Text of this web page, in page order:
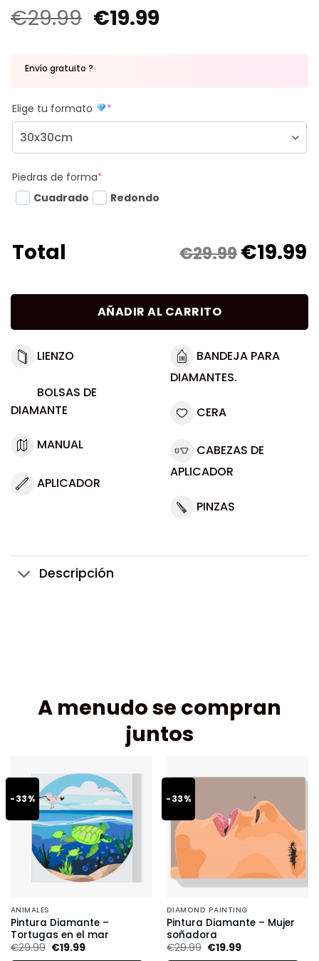
€29.99 €19.99
Envío gratuito ?
Elige tu formato *
Piedras de forma*
Cuadrado
Redondo
Total €29.99€19.99
AÑADIR AL CARRITO
LIENZO
BOLSAS DE
DIAMANTE
MANUAL
APLICADOR
BANDEJA PARA
DIAMANTES.
CERA
CABEZAS DE
APLICADOR
PINZAS
Descripción
A menudo se compran
juntos
-33%
ANIMALES
Pintura Diamante –
Tortugas en el mar
€29.99 €19.99
-33%
DIAMOND PAINTING
Pintura Diamante – Mujer
soñadora
€29.99 €19.99